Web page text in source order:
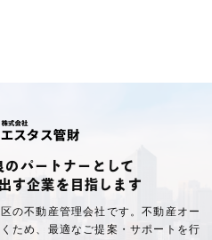
パートナーとして
す企業を目指します
の不動産管理会社です。不動産オー
ため、最適なご提案・サポートを行